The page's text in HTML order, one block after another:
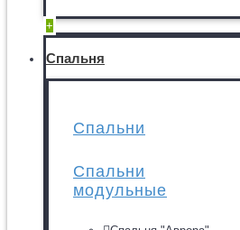
+
Спальня
Спальни
Спальни
модульные